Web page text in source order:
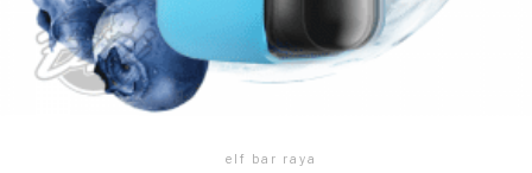
elf bar raya